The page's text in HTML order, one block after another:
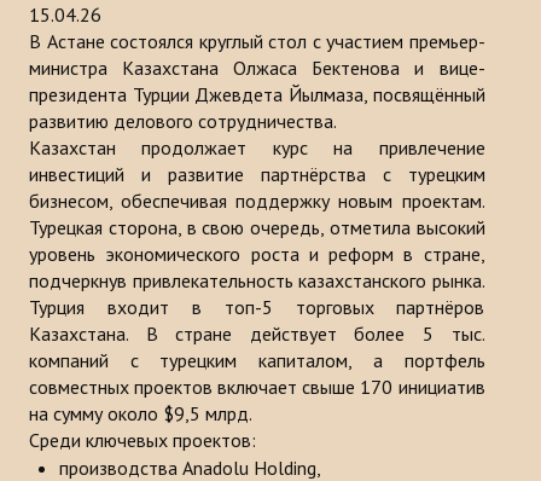
Азербайджан
Туркменистан
ПУБЛИКАЦИИ
Публикации
Информационные бюллетени
Доклады
Книги
Анализ Центра Стратегического исследования Тюркского Мира
ПРОЕКТЫ
15.04.26
В Астане состоялся круглый стол с участием премьер-
министра Казахстана Олжаса Бектенова и вице-
президента Турции Джевдета Йылмаза, посвящённый
развитию делового сотрудничества.
Казахстан продолжает курс на привлечение
инвестиций и развитие партнёрства с турецким
бизнесом, обеспечивая поддержку новым проектам.
Турецкая сторона, в свою очередь, отметила высокий
уровень экономического роста и реформ в стране,
подчеркнув привлекательность казахстанского рынка.
Турция входит в топ-5 торговых партнёров
Казахстана. В стране действует более 5 тыс.
компаний с турецким капиталом, а портфель
совместных проектов включает свыше 170 инициатив
на сумму около $9,5 млрд.
Среди ключевых проектов:
производства Anadolu Holding,